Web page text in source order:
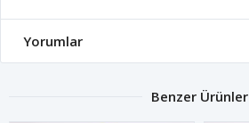
Yorumlar
Benzer Ürünler